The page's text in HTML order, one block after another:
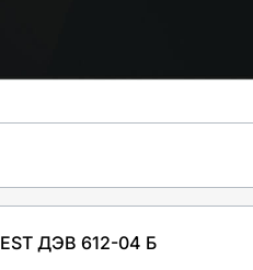
ДЭВ 612-04 Б